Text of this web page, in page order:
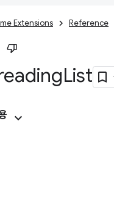
Extensions Reference
List